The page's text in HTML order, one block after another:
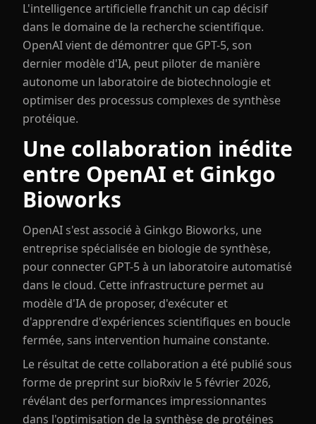
L'intelligence artificielle franchit un cap décisif
dans le domaine de la recherche scientifique.
OpenAI vient de démontrer que GPT-5, son
dernier modèle d'IA, peut piloter de manière
autonome un laboratoire de biotechnologie et
optimiser des processus complexes de synthèse
protéique.
Une collaboration inédite
entre OpenAI et Ginkgo
Bioworks
OpenAI s'est associé à Ginkgo Bioworks, une
entreprise spécialisée en biologie de synthèse,
pour connecter GPT-5 à un laboratoire automatisé
dans le cloud. Cette infrastructure permet au
modèle d'IA de proposer, d'exécuter et
d'apprendre d'expériences scientifiques en boucle
fermée, sans intervention humaine constante.
Le résultat de cette collaboration a été publié sous
forme de preprint sur bioRxiv le 5 février 2026,
révélant des performances impressionnantes
dans l'optimisation de la synthèse de protéines